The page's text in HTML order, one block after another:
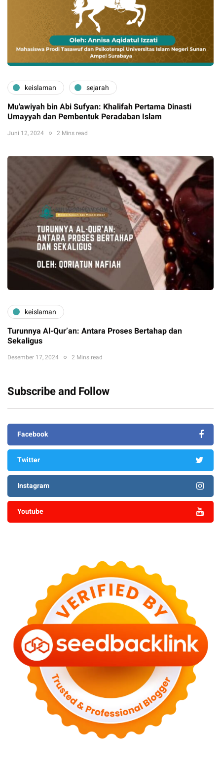
keislaman sejarah
Mu'awiyah bin Abi Sufyan: Khalifah Pertama Dinasti
Umayyah dan Pembentuk Peradaban Islam
Juni 12, 2024 2 Mins read
keislaman
Turunnya Al-Qur’an: Antara Proses Bertahap dan
Sekaligus
Desember 17, 2024 2 Mins read
Subscribe and Follow
Facebook
Twitter
Instagram
Youtube